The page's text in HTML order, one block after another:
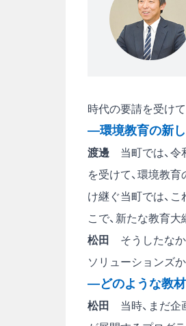
時代の要請を受け
―環境教育の新し
渡邊 当町では、令
を受けて、環境教
け継ぐ当町では、
こで、新たな教育
松田
そうしたなか
ソリューションズ
―どのような教材
松田
当時、まだ企